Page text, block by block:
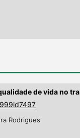
de vida no
Rodrigues